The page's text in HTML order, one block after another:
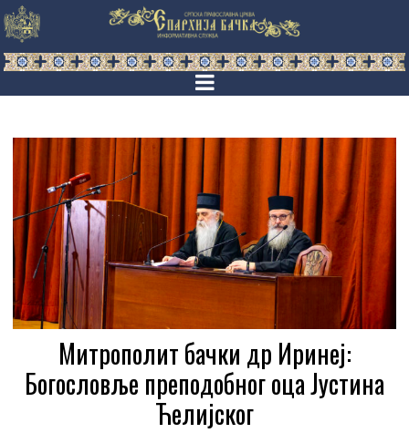
Митрополит бачки др Иринеј:
Богословље преподобног оца Јустина
Ћелијског